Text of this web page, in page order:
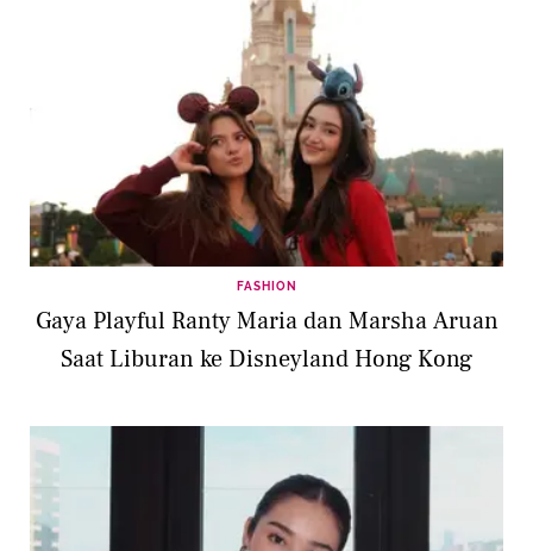
FASHION
Gaya Playful Ranty Maria dan Marsha Aruan
Saat Liburan ke Disneyland Hong Kong